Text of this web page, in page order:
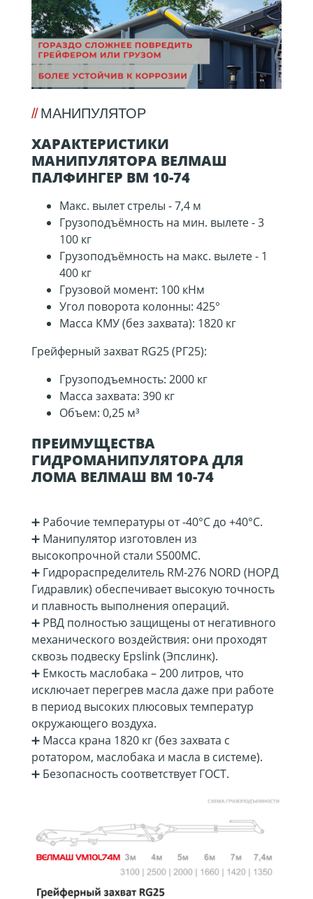
МАНИПУЛЯТОР
ХАРАКТЕРИСТИКИ
МАНИПУЛЯТОРА ВЕЛМАШ
ПАЛФИНГЕР ВМ 10-74
Макс. вылет стрелы - 7,4 м
Грузоподъёмность на мин. вылете - 3
100 кг
Грузоподъёмность на макс. вылете - 1
400 кг
Грузовой момент: 100 кНм
Угол поворота колонны: 425°
Масса КМУ (без захвата): 1820 кг
Грейферный захват RG25 (РГ25):
Грузоподъемность: 2000 кг
Масса захвата: 390 кг
Объем: 0,25 м³
ПРЕИМУЩЕСТВА
ГИДРОМАНИПУЛЯТОРА ДЛЯ
ЛОМА ВЕЛМАШ ВМ 10-74
➕ Рабочие температуры от -40°C до +40°C.
➕ Манипулятор изготовлен из
высокопрочной стали S500MC.
➕ Гидрораспределитель RM-276 NORD (НОРД
Гидравлик) обеспечивает высокую точность
и плавность выполнения операций.
➕ РВД полностью защищены от негативного
механического воздействия: они проходят
сквозь подвеску Epslink (Эпслинк).
➕ Емкость маслобака – 200 литров, что
исключает перегрев масла даже при работе
в период высоких плюсовых температур
окружающего воздуха.
➕ Масса крана 1820 кг (без захвата с
ротатором, маслобака и масла в системе).
➕ Безопасность соответствует ГОСТ.